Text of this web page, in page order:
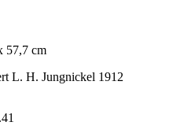
57,7 cm
L. H. Jungnickel 1912